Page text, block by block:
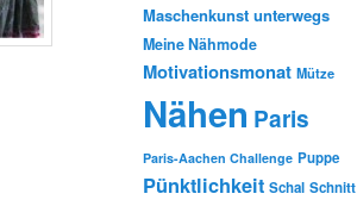
Maschenkunst unterwegs
Meine Nähmode
Motivationsmonat Mütze
Nähen Paris
Paris-Aachen Challenge Puppe
Pünktlichkeit Schal Schnitt